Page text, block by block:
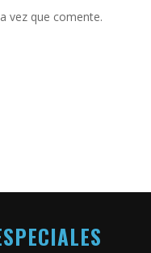
vez que comente.